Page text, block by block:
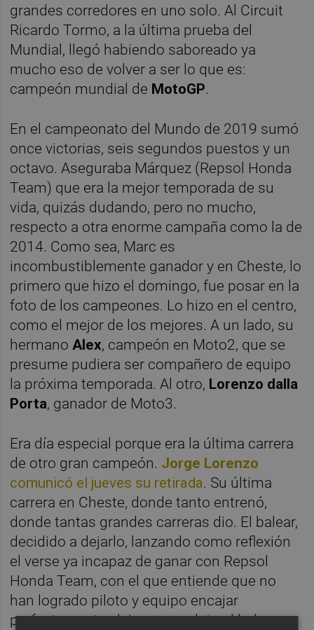
grandes corredores en uno solo. Al Circuit
Ricardo Tormo, a la última prueba del
Mundial, llegó habiendo saboreado ya
mucho eso de volver a ser lo que es:
campeón mundial de MotoGP.
En el campeonato del Mundo de 2019 sumó
once victorias, seis segundos puestos y un
octavo. Aseguraba Márquez (Repsol Honda
Team) que era la mejor temporada de su
vida, quizás dudando, pero no mucho,
respecto a otra enorme campaña como la de
2014. Como sea, Marc es
incombustiblemente ganador y en Cheste, lo
primero que hizo el domingo, fue posar en la
foto de los campeones. Lo hizo en el centro,
como el mejor de los mejores. A un lado, su
hermano Alex, campeón en Moto2, que se
presume pudiera ser compañero de equipo
la próxima temporada. Al otro, Lorenzo dalla
Porta, ganador de Moto3.
Era día especial porque era la última carrera
de otro gran campeón. Jorge Lorenzo
comunicó el jueves su retirada. Su última
carrera en Cheste, donde tanto entrenó,
donde tantas grandes carreras dio. El balear,
decidido a dejarlo, lanzando como reflexión
el verse ya incapaz de ganar con Repsol
Honda Team, con el que entiende que no
han logrado piloto y equipo encajar
perfectamente, deja en su relato el haber